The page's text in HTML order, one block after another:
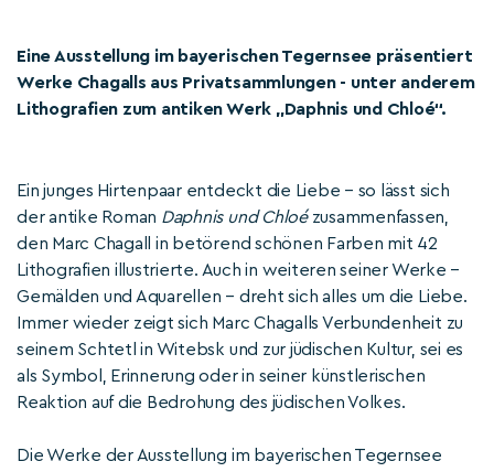
Eine Ausstellung im bayerischen Tegernsee präsentiert
Werke Chagalls aus Privatsammlungen - unter anderem
Lithografien zum antiken Werk „Daphnis und Chloé“.
Ein junges Hirtenpaar entdeckt die Liebe – so lässt sich
der antike Roman Daphnis und Chloézusammenfassen,
den Marc Chagall in betörend schönen Farben mit 42
Lithografien illustrierte. Auch in weiteren seiner Werke –
Gemälden und Aquarellen – dreht sich alles um die Liebe.
Immer wieder zeigt sich Marc Chagalls Verbundenheit zu
seinem Schtetl in Witebsk und zur jüdischen Kultur, sei es
als Symbol, Erinnerung oder in seiner künstlerischen
Reaktion auf die Bedrohung des jüdischen Volkes.
Die Werke der Ausstellung im bayerischen Tegernsee